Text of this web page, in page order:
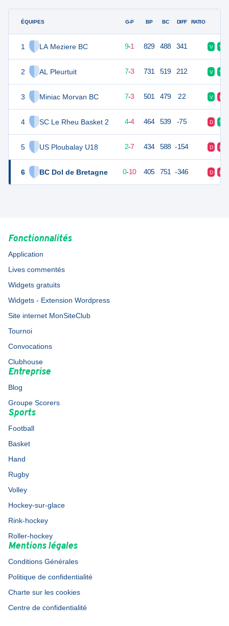
ÉQUIPES
1 LA Meziere BC
2 AL Pleurtuit
3 Miniac Morvan BC
4 SC Le Rheu Basket 2
5 US Ploubalay U18
6 BC Dol de Bretagne
G-P BP BC DIFF RATIO
9-1 829 488 341 V V
7-3 731 519 212 V V
17 7-3 501 479 22 V D
12 9 4-4 464 539 -75 D V
11 2-7 434 588 -154 D D
10 10 0-10 405 751 -346 D D
Fonctionnalités
Application
Lives commentés
Widgets gratuits
Widgets - Extension Wordpress
Site internet MonSiteClub
Tournoi
Convocations
Clubhouse
Entreprise
Blog
Groupe Scorers
Sports
Football
Basket
Hand
Rugby
Volley
Hockey-sur-glace
Rink-hockey
Roller-hockey
Mentions légales
Conditions Générales
Politique de confidentialité
Charte sur les cookies
Centre de confidentialité